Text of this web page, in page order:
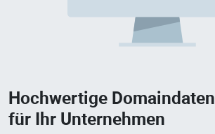
Hochwertige Domaindaten
für Ihr Unternehmen